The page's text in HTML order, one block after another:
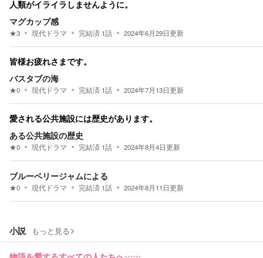
人類がイライラしませんように。
マグカップ感
★3 現代ドラマ 完結済 1話 2024年6月29日更新
皆様お疲れさまです。
バスタブの海
★0 現代ドラマ 完結済 1話 2024年7月13日更新
愛される公共施設には歴史があります。
ある公共施設の歴史
★0 現代ドラマ 完結済 1話 2024年8月4日更新
ブルーベリージャムによる
★0 現代ドラマ 完結済 1話 2024年8月11日更新
小説 もっと見る